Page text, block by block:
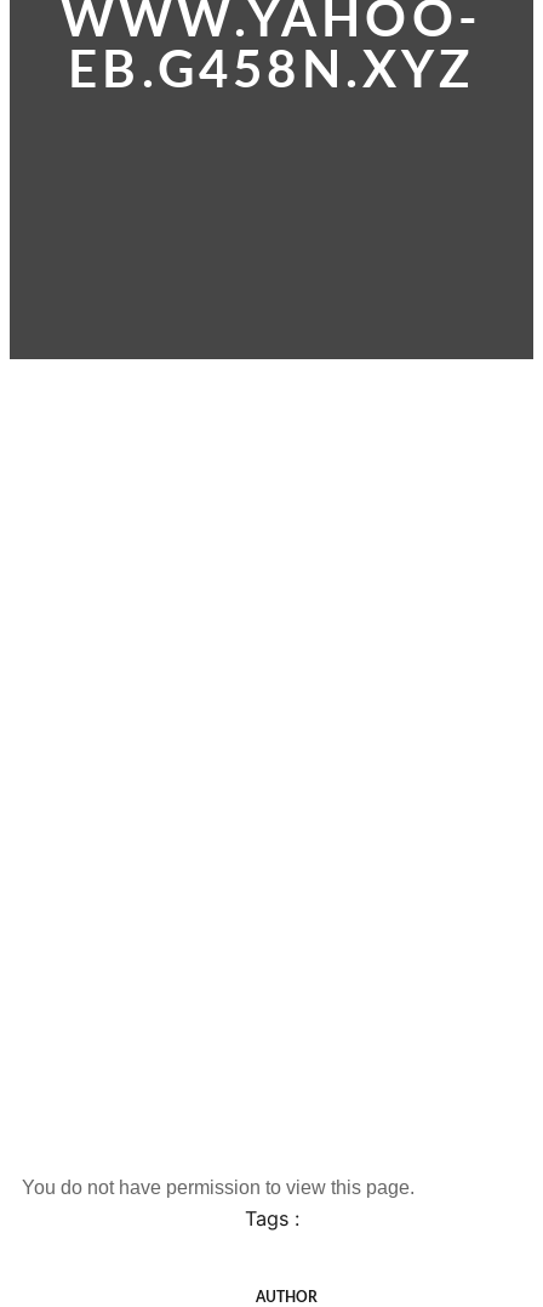
WWW.YAHOO-
EB.G458N.XYZ
You do not have permission to view this page.
Tags :
AUTHOR